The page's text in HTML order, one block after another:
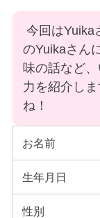
今回はYuika
のYuikaさん
味の話など
力を紹介し
ね！
お名前
生年月日
性別